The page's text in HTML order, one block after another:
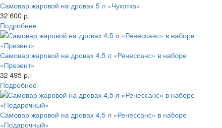
Самовар жаровой на дровах 5 л «Чукотка»
32 600 р.
Подробнее
Самовар жаровой на дровах 4,5 л «Ренессанс» в наборе
«Презент»
32 495 р.
Подробнее
Самовар жаровой на дровах 4,5 л «Ренессанс» в наборе
«Подарочный»